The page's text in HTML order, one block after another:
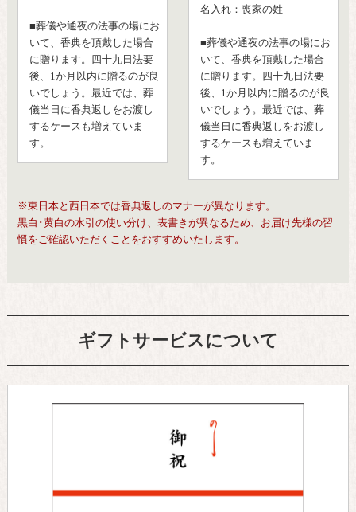
■葬儀や通夜の法事の場にお
いて、香典を頂戴した場合
に贈ります。四十九日法要
後、1か月以内に贈るのが良
いでしょう。最近では、葬
儀当日に香典返しをお渡し
するケースも増えていま
す。
名入れ：喪家の姓
■葬儀や通夜の法事の場にお
いて、香典を頂戴した場合
に贈ります。四十九日法要
後、1か月以内に贈るのが良
いでしょう。最近では、葬
儀当日に香典返しをお渡し
するケースも増えていま
す。
※東日本と西日本では香典返しのマナーが異なります。
黒白･黄白の水引の使い分け、表書きが異なるため、お届け先様の習
慣をご確認いただくことをおすすめいたします。
ギフトサービスについて